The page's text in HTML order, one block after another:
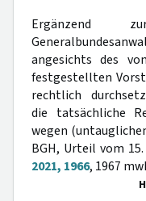
Ergänzend
angesichts des
festgestellten
rechtlich
die tatsächliche
wegen
BGH, Urteil vom
2021, 1966, 1967